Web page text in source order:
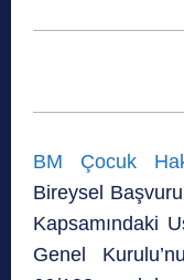
BM Çocuk
Bireysel
Kapsamındaki
Genel